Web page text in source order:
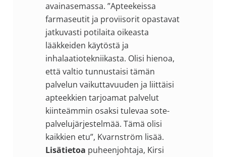
avainasemassa. ”Apteekeissa
farmaseutit ja proviisorit opastavat
jatkuvasti potilaita oikeasta
lääkkeiden käytöstä ja
inhalaatiotekniikasta. Olisi hienoa,
että valtio tunnustaisi tämän
palvelun vaikuttavuuden ja liittäisi
apteekkien tarjoamat palvelut
kiinteämmin osaksi tulevaa sote-
palvelujärjestelmää. Tämä olisi
kaikkien etu”, Kvarnström lisää.
Lisätietoa puheenjohtaja, Kirsi